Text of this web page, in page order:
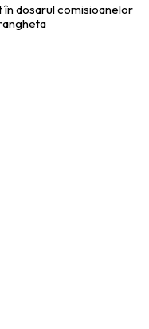
în dosarul comisioanelor